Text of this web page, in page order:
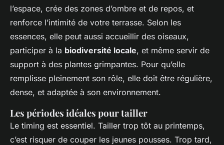
l’espace, crée des zones d’ombre et de repos, et
renforce l’intimité de votre terrasse. Selon les
essences, elle peut aussi accueillir des oiseaux,
participer à la biodiversité locale, et même servir de
support à des plantes grimpantes. Pour qu’elle
remplisse pleinement son rôle, elle doit être régulière,
dense, et adaptée à son environnement.
Les périodes idéales pour tailler
Le timing est essentiel. Tailler trop tôt au printemps,
c’est risquer de couper les jeunes pousses. Trop tard,